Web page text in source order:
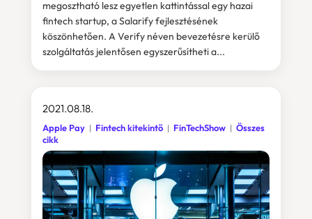
megosztható lesz egyetlen kattintással egy hazai
fintech startup, a Salarify fejlesztésének
köszönhetően. A Verify néven bevezetésre kerülő
szolgáltatás jelentősen egyszerűsítheti a...
2021.08.18.
Apple Pay Fintech kitekintő FinTechShow
Összes
cikk